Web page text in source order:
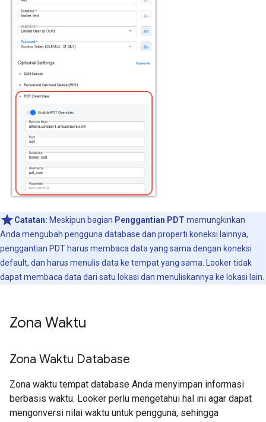
Catatan: Meskipun bagian Penggantian PDT memungkinkan
Anda mengubah pengguna database dan properti koneksi lainnya,
penggantian PDT harus membaca data yang sama dengan koneksi
default, dan harus menulis data ke tempat yang sama. Looker tidak
dapat membaca data dari satu lokasi dan menuliskannya ke lokasi lain.
Zona Waktu
Zona Waktu Database
Zona waktu tempat database Anda menyimpan informasi
berbasis waktu. Looker perlu mengetahui hal ini agar dapat
mengonversi nilai waktu untuk pengguna, sehingga